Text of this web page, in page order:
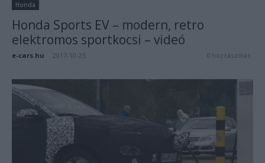
Honda
Honda Sports EV – modern, retro
elektromos sportkocsi – videó
e-cars.hu 2017-10-25 0 hozzászólás